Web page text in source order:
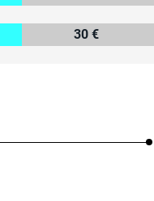
30 €